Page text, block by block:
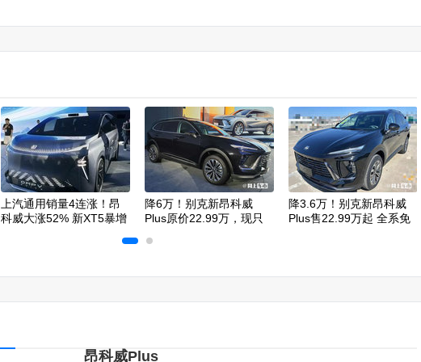
上汽通用销量4连涨！昂
科威大涨52% 新XT5暴增
降6万！别克新昂科威
Plus原价22.99万，现只
降3.6万！别克新昂科威
Plus售22.99万起 全系免
昂科威Plus